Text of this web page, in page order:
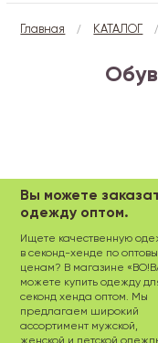
Главная / КАТАЛОГ /
Вы можете
одежду оптом.
Ищете качественную
в секонд-хенде по
ценам? В магазине
можете купить одежду
секонд хенда оптом. Мы
предлагаем широкий
ассортимент мужской,
женской и детской